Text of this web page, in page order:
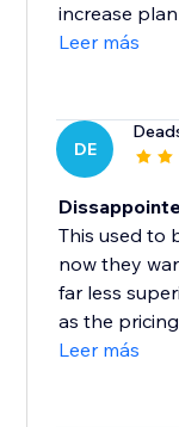
increase
Leer más
DE
This used to
now they
far less
as the
Leer más